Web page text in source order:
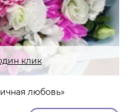
клик
любовь»